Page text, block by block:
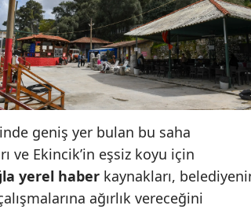
geniş yer bulan bu saha
ve Ekincik’in eşsiz koyu için
yerel haber kaynakları,
ağırlık vereceğini